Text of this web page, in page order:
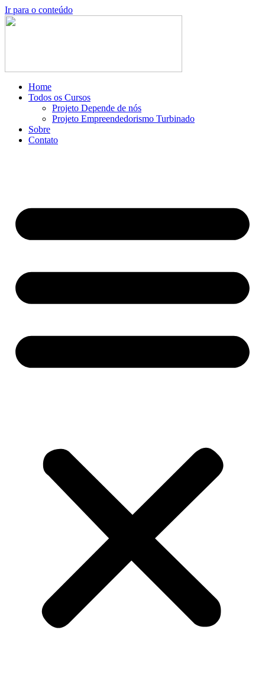
Ir para o conteúdo
Home
Todos os Cursos
Projeto Depende de nós
Projeto Empreendedorismo Turbinado
Sobre
Contato